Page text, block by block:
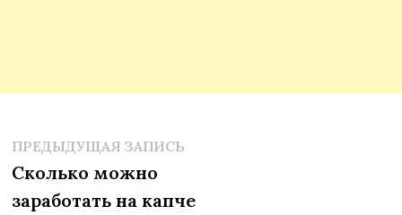
Навигация
по
ПРЕДЫДУЩАЯ ЗАПИСЬ
Сколько можно
заработать на капче